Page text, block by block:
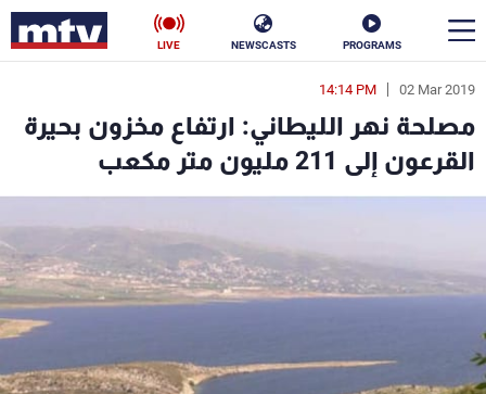
PROGRAMS
NEWSCASTS
LIVE
02 Mar 2019
14:14 PM
مصلحة نهر الليطاني: ارتفاع مخزون بحيرة
القرعون إلى 211 مليون متر مكعب
en
الأخبار
سياسة ناس
فن
منوعات رياضة
كأس العالم